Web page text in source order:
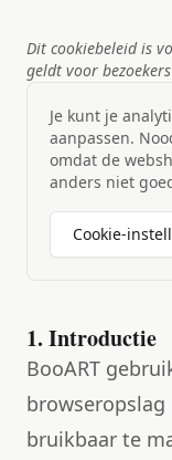
Dit cookiebeleid is
geldt voor
Je kunt je
aanpassen.
omdat de
anders niet
Cookie-
1. Introductie
BooART
bruikbaar te